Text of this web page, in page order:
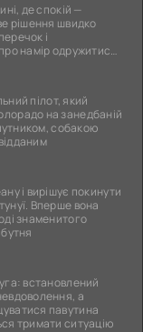
де спокій —
рішення швидко
і
намір одружитися,
пілот, який
на занедбаній
собакою
і вирішує покинути
Вперше вона
знаменитого
встановлений
а
павутина
тримати ситуацію